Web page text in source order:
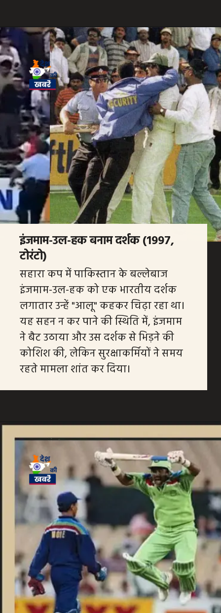
इंजमाम-उल-हक बनाम दर्शक (1997,
टोरंटो)
सहारा कप में पाकिस्तान के बल्लेबाज
इंजमाम-उल-हक को एक भारतीय दर्शक
लगातार उन्हें "आलू" कहकर चिढ़ा रहा था।
यह सहन न कर पाने की स्थिति में, इंजमाम
ने बैट उठाया और उस दर्शक से भिड़ने की
कोशिश की, लेकिन सुरक्षाकर्मियों ने समय
रहते मामला शांत कर दिया।